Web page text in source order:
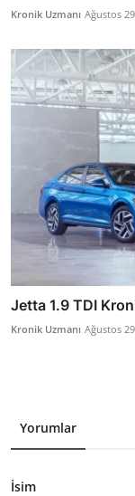
Kronik Uzmanı Ağustos
Jetta 1.9 TDI
Kronik Uzmanı Ağustos
Yorumlar
İsim